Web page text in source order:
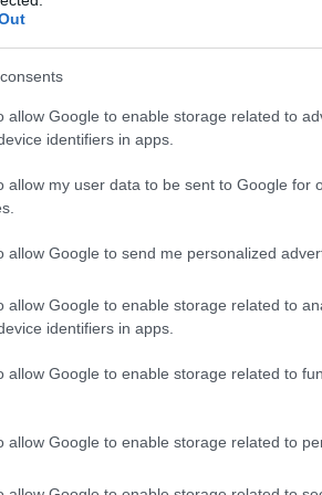
allow Google to enable storage related to
identifiers in apps.
allow my user data to be sent to Google for
allow Google to send me personalized
allow Google to enable storage related to
identifiers in apps.
allow Google to enable storage related to
allow Google to enable storage related to
TUD, AMIT
- előzetes
generációs asztali konzolja, a
ugyanezen a napon stílszerűen
a játékosokat. A nagy sikerű, 2018-
is felfogható